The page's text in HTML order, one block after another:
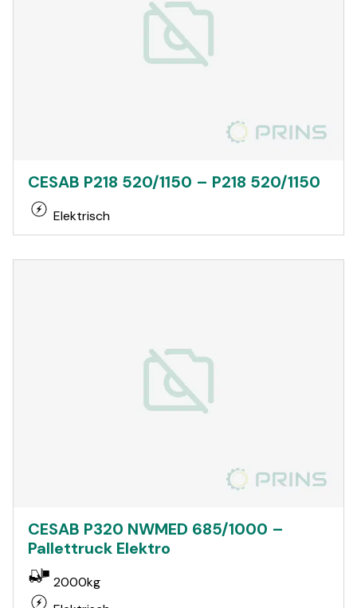
CESAB P218 520/1150 – P218 520/1150
Elektrisch
CESAB P320 NWMED 685/1000 –
Pallettruck Elektro
2000kg